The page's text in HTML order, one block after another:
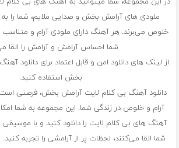
ملودی های آرامش بخش و صدایی ملایم، شما را به
خلوص می‌برند. هر آهنگ دارای ملودی آرام و
شما احساس آرامش و آرامش را القا
از لینک های دانلود امن و قابل اعتماد برای دانلود
بخش استفاده کنید.
دانلود آهنگ بی کلام لایت آرامش بخش، فرصتی
آرام و خلوص در زندگی شما. این مجموعه به شما
آهنگ های بی کلام لایت را دانلود کنید و با
شما القا می‌کنند، لحظات پر از آرامشی را تجربه